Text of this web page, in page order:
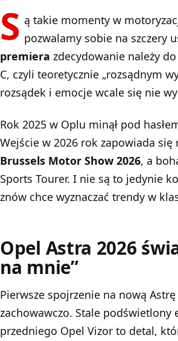
S ą takie momenty w
pozwalamy sobie na szczery
premiera zdecydowanie należy
C, czyli teoretycznie „rozsądnym
rozsądek i emocje wcale się nie
Rok 2025 w Oplu minął pod
Wejście w 2026 rok zapowiada
Brussels Motor Show 2026, a
Sports Tourer. I nie są to jedynie
znów chce wyznaczać trendy w
Opel Astra 2026
na mnie”
Pierwsze spojrzenie na nową
zachowawczo. Stale podświetlony
przedniego Opel Vizor to detal,